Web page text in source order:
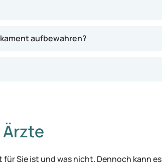
aufbewahren?
für Sie ist und was nicht. Dennoch kann es